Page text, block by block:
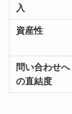
入
資産性
問い合わせへ
の直結度